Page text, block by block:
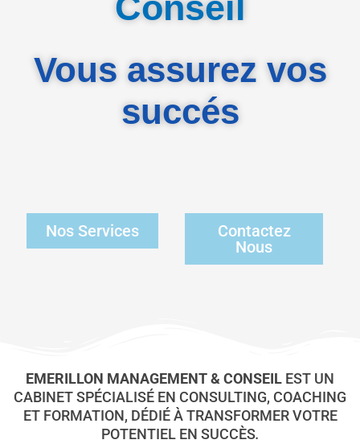
Vous assurez vos
succés
Nos Services
Contactez
Nous
EMERILLON MANAGEMENT & CONSEIL EST UN
CABINET SPÉCIALISÉ EN CONSULTING, COACHING
ET FORMATION, DÉDIÉ À TRANSFORMER VOTRE
POTENTIEL EN SUCCÈS.